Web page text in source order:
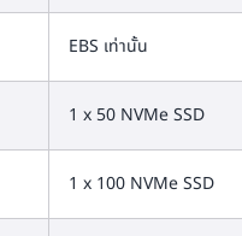
EBS เท่านั้น
1 x 50 NVMe SSD
1 x 100 NVMe SSD